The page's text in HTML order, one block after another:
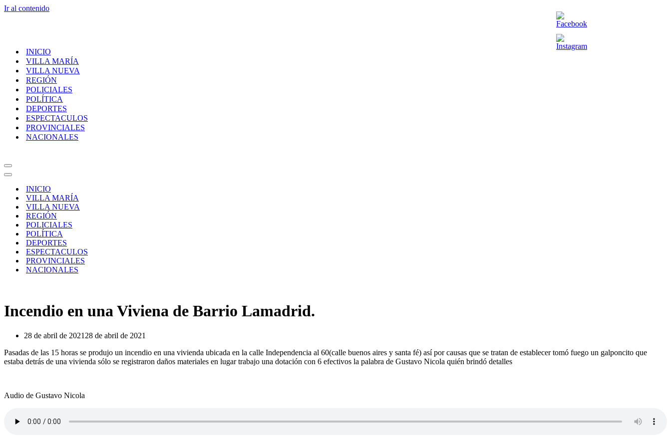
Ir al contenido
INICIO
VILLA MARÍA
VILLA NUEVA
REGIÓN
POLICIALES
POLÍTICA
DEPORTES
ESPECTACULOS
PROVINCIALES
NACIONALES
Menú
de
Menú
navegación
INICIO
VILLA MARÍA
VILLA NUEVA
REGIÓN
POLICIALES
POLÍTICA
DEPORTES
ESPECTACULOS
PROVINCIALES
NACIONALES
Incendio en una Viviena de Barrio Lamadrid.
28 de abril de 2021 28 de abril de 2021
Pasadas de las 15 horas se produjo un incendio en una vivienda ubicada en la calle Independencia al 60(calle buenos aires y santa fé) así por causas que se tratan de establecer tomó fuego un galponcito que
estaba detrás de una vivienda sólo se registraron daños materiales en lugar trabajo una dotación con 6 efectivos la palabra de Gustavo Nicola quién brindó detalles
Audio de Gustavo Nicola